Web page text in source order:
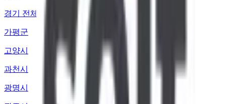
경기 전체
가평군
고양시
과천시
광명시